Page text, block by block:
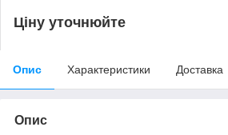
Ціну уточнюйте
Опис Характеристики Доставка
Опис